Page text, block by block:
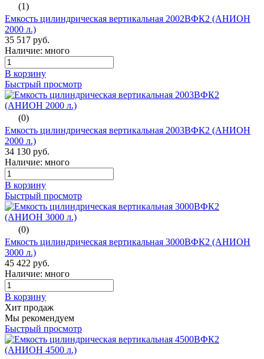
(1)
Емкость цилиндрическая вертикальная 2002ВФК2 (АНИОН
2000 л.)
35 517 руб.
Наличие: много
В корзину
Быстрый просмотр
(0)
Емкость цилиндрическая вертикальная 2003ВФК2 (АНИОН
2000 л.)
34 130 руб.
Наличие: много
В корзину
Быстрый просмотр
(0)
Емкость цилиндрическая вертикальная 3000ВФК2 (АНИОН
3000 л.)
45 422 руб.
Наличие: много
В корзину
Хит продаж
Мы рекомендуем
Быстрый просмотр